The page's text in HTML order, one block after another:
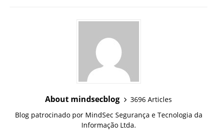
About mindsecblog
3696 Articles
Blog patrocinado por MindSec Segurança e Tecnologia da
Informação Ltda.